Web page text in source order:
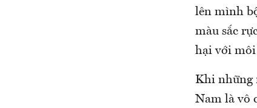
lên mình
màu sắc
hại với
Khi những
Nam là vô